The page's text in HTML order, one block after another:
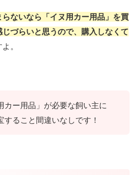
らないなら「イヌ用カー用品」を買
づらいと思うので、購入しなくて
。
カー用品」が必要な飼い主に
すること間違いなしです！